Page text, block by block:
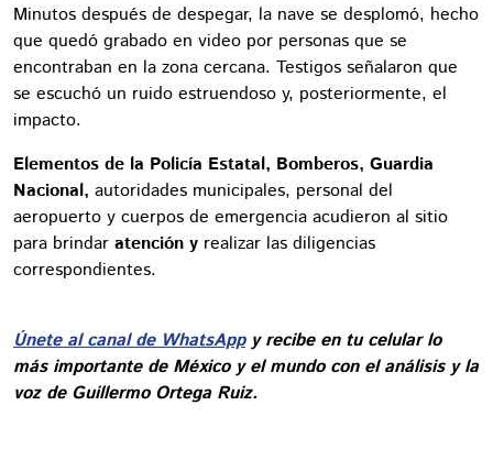
Minutos después de despegar, la nave se desplomó, hecho
que quedó grabado en video por personas que se
encontraban en la zona cercana. Testigos señalaron que
se escuchó un ruido estruendoso y, posteriormente, el
impacto.
Elementos de la Policía Estatal, Bomberos, Guardia
Nacional, autoridades municipales, personal del
aeropuerto y cuerpos de emergencia acudieron al sitio
para brindar atención y realizar las diligencias
correspondientes.
Únete al canal de WhatsAppy recibe en tu celular lo
más importante de México y el mundo con el análisis y la
voz de Guillermo Ortega Ruiz.